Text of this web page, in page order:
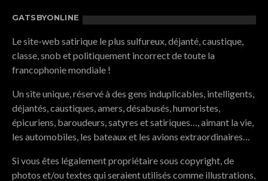
GATSBYONLINE
Le site-web satirique le plus sulfureux, déjanté, caustique,
classe, snob et politiquement incorrect de toute la
francophonie mondiale !
Un site unique, réservé à des gens induplicables, intelligents,
déjantés, caustiques, amers, désabusés, humoristes,
épicuriens, baroudeurs, satyres et satiriques…, aimant la vie,
les automobiles, les bateaux et les avions extraordinaires…
Si vous êtes légalement propriétaire sous copyright, de
photos et/ou textes qui seraient utilisés comme illustrations,